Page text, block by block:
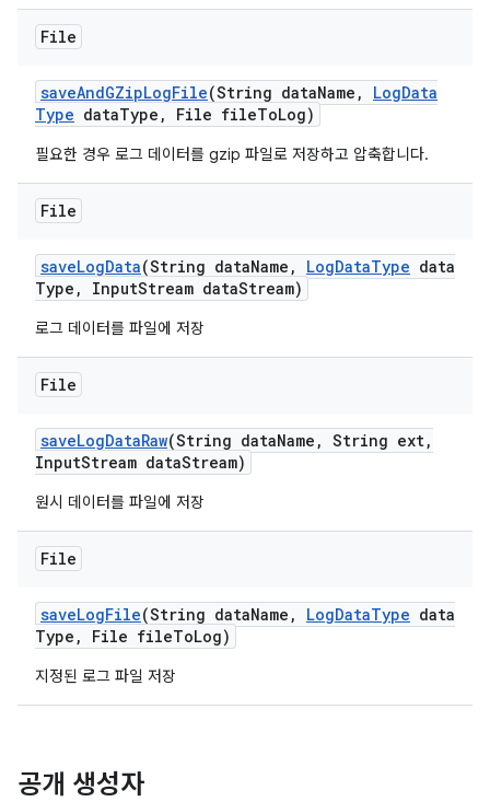
File
saveAndGZipLogFile(String dataName , LogData
Type dataType , File fileToLog)
필요한 경우 로그 데이터를 gzip 파일로 저장하고 압축합니다.
File
saveLogData(String dataName , LogDataType data
Type , InputStream dataStream)
로그 데이터를 파일에 저장
File
saveLogDataRaw(String dataName , String ext,
InputStream dataStream)
원시 데이터를 파일에 저장
File
saveLogFile(String dataName , LogDataType data
Type , File fileToLog)
지정된 로그 파일 저장
공개 생성자